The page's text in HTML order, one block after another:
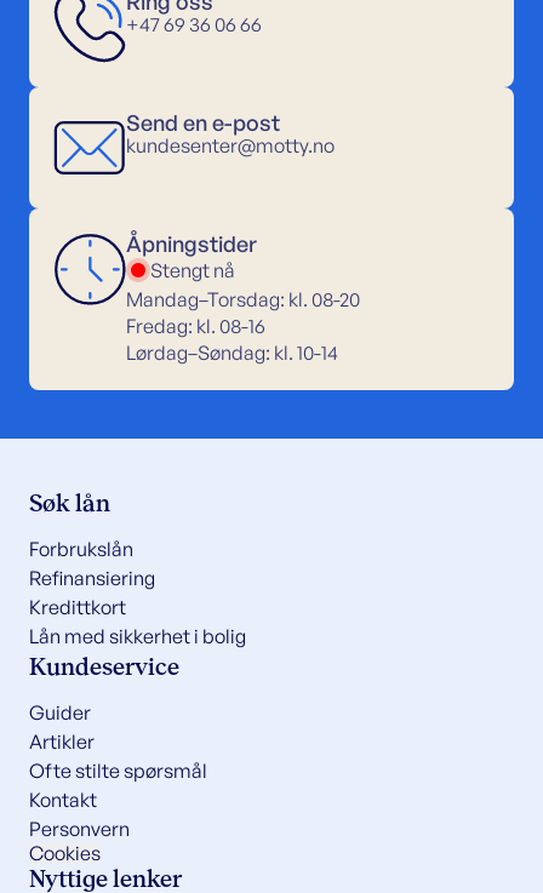
+47 69 36 06 66
Send en e-post
kundesenter@motty.no
Åpningstider
Stengt nå
Mandag–Torsdag: kl. 08-20
Fredag: kl. 08-16
Lørdag–Søndag: kl. 10-14
Søk lån
Forbrukslån
Refinansiering
Kredittkort
Lån med sikkerhet i bolig
Kundeservice
Guider
Artikler
Ofte stilte spørsmål
Kontakt
Personvern
Cookies
Nyttige lenker